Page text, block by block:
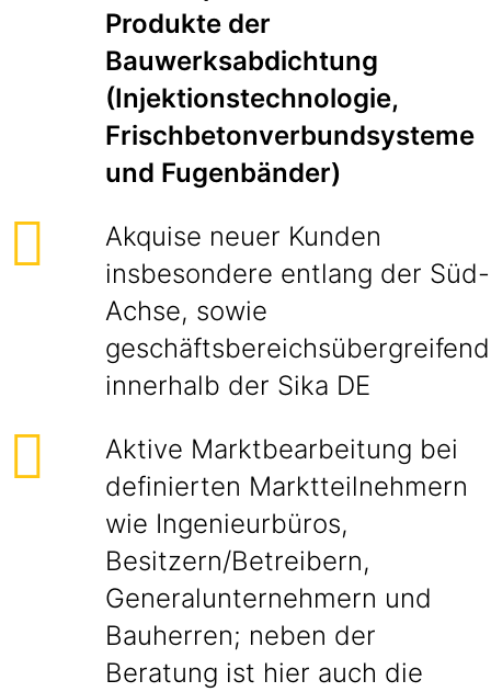
Produkte der
Bauwerksabdichtung
(Injektionstechnologie,
Frischbetonverbundsysteme
und Fugenbänder)
Akquise neuer Kunden
insbesondere entlang der Süd-
Achse, sowie
geschäftsbereichsübergreifend
innerhalb der Sika DE
Aktive Marktbearbeitung bei
definierten Marktteilnehmern
wie Ingenieurbüros,
Besitzern/Betreibern,
Generalunternehmern und
Bauherren; neben der
Beratung ist hier auch die